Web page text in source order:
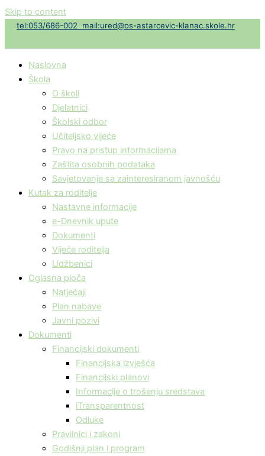
Skip to content
tel:053/686-002 mail:ured@os-astarcevic-klanac.skole.hr
Naslovna
Škola
O školi
Djelatnici
Školski odbor
Učiteljsko vijeće
Pravo na pristup informacijama
Zaštita osobnih podataka
Savjetovanje sa zainteresiranom javnošću
Kutak za roditelje
Nastavne informacije
e-Dnevnik upute
Dokumenti
Vijeće roditelja
Udžbenici
Oglasna ploča
Natječaji
Plan nabave
Javni pozivi
Dokumenti
Financijski dokumenti
Financijska izvješća
Financijski planovi
Informacije o trošenju sredstava
iTransparentnost
Odluke
Pravilnici i zakoni
Godišnji plan i program